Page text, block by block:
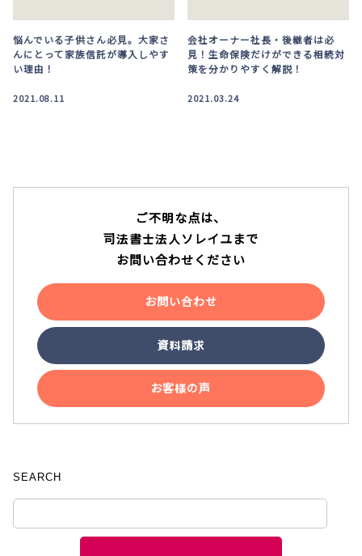
悩んでいる子供さん必見。大家さ
んにとって家族信託が導入しやす
い理由！
2021.08.11
会社オーナー社長・後継者は必
見！生命保険だけができる相続対
策を分かりやすく解説！
2021.03.24
ご不明な点は、
司法書士法人ソレイユまで
お問い合わせください
お問い合わせ
資料請求
お客様の声
SEARCH